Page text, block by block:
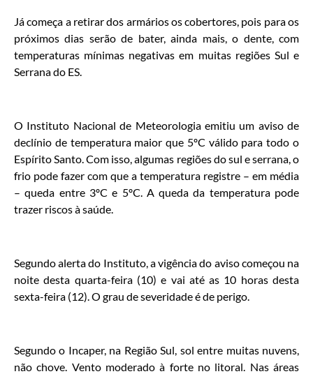
Já começa a retirar dos armários os cobertores, pois para os
próximos dias serão de bater, ainda mais, o dente, com
temperaturas mínimas negativas em muitas regiões Sul e
Serrana do ES.
O Instituto Nacional de Meteorologia emitiu um aviso de
declínio de temperatura maior que 5ºC válido para todo o
Espírito Santo. Com isso, algumas regiões do sul e serrana, o
frio pode fazer com que a temperatura registre – em média
– queda entre 3ºC e 5ºC. A queda da temperatura pode
trazer riscos à saúde.
Segundo alerta do Instituto, a vigência do aviso começou na
noite desta quarta-feira (10) e vai até as 10 horas desta
sexta-feira (12). O grau de severidade é de perigo.
Segundo o Incaper, na Região Sul, sol entre muitas nuvens,
não chove. Vento moderado à forte no litoral. Nas áreas